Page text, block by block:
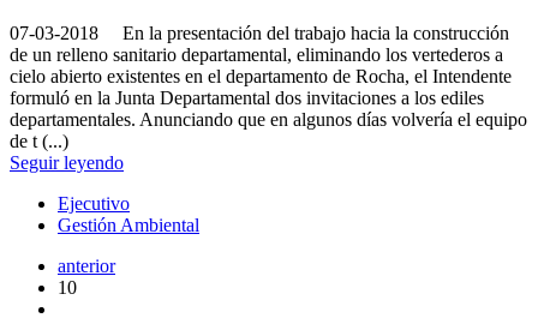
07-03-2018 En la presentación del trabajo hacia la construcción
de un relleno sanitario departamental, eliminando los vertederos a
cielo abierto existentes en el departamento de Rocha, el Intendente
formuló en la Junta Departamental dos invitaciones a los ediles
departamentales. Anunciando que en algunos días volvería el equipo
de t (...)
Seguir leyendo
Ejecutivo
Gestión Ambiental
anterior
10